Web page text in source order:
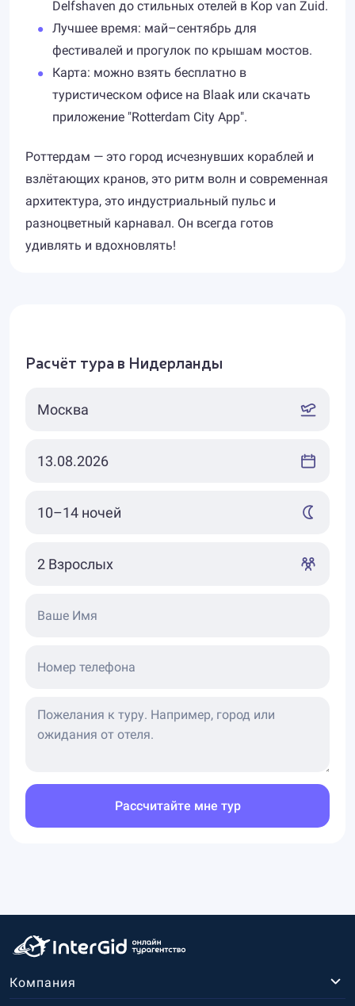
Delfshaven до стильных отелей в Kop van Zuid.
Лучшее время: май–сентябрь для
фестивалей и прогулок по крышам мостов.
Карта: можно взять бесплатно в
туристическом офисе на Blaak или скачать
приложение "Rotterdam City App".
Роттердам — это город исчезнувших кораблей и
взлётающих кра­нов, это ритм волн и современная
архитектура, это индустриальный пульс и
разноцветный карнавал. Он всегда готов
удивлять и вдохновлять!
Расчёт тура в Нидерланды
Ваше Имя
Номер телефона
Рассчитайте мне тур
Компания